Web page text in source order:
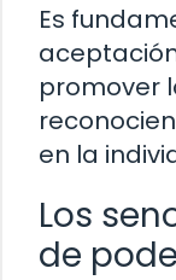
Es
promover
en la
Los
de